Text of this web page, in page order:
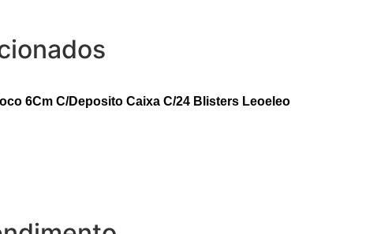
6Cm C/Deposito Caixa C/24 Blisters Leoeleo